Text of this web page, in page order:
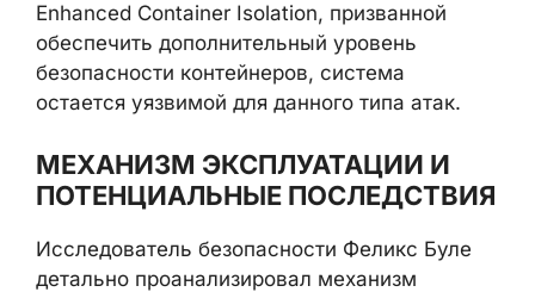
Enhanced Container Isolation, призванной
обеспечить дополнительный уровень
безопасности контейнеров, система
остается уязвимой для данного типа атак.
МЕХАНИЗМ ЭКСПЛУАТАЦИИ И
ПОТЕНЦИАЛЬНЫЕ ПОСЛЕДСТВИЯ
Исследователь безопасности Феликс Буле
детально проанализировал механизм